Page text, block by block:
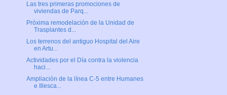
Las tres primeras promociones de
viviendas de Parq...
Próxima remodelación de la Unidad de
Trasplantes d...
Los terrenos del antiguo Hospital del Aire
en Artu...
Actividades por el Día contra la violencia
haci...
Ampliación de la línea C-5 entre Humanes
e Illesca...